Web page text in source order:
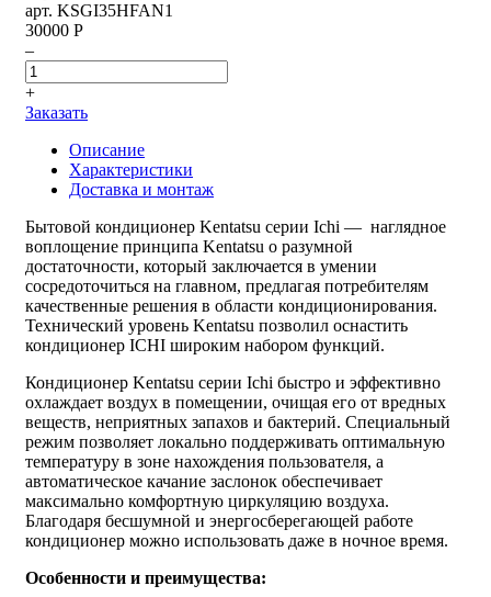
арт. KSGI35HFAN1
30000 Р
–
+
Заказать
Описание
Характеристики
Доставка и монтаж
Бытовой кондиционер Kentatsu серии Ichi — наглядное
воплощение принципа Kentatsu о разумной
достаточности, который заключается в умении
сосредоточиться на главном, предлагая потребителям
качественные решения в области кондиционирования.
Технический уровень Kentatsu позволил оснастить
кондиционер ICHI широким набором функций.
Кондиционер Kentatsu серии Ichi быстро и эффективно
охлаждает воздух в помещении, очищая его от вредных
веществ, неприятных запахов и бактерий. Специальный
режим позволяет локально поддерживать оптимальную
температуру в зоне нахождения пользователя, а
автоматическое качание заслонок обеспечивает
максимально комфортную циркуляцию воздуха.
Благодаря бесшумной и энергосберегающей работе
кондиционер можно использовать даже в ночное время.
Особенности и преимущества: